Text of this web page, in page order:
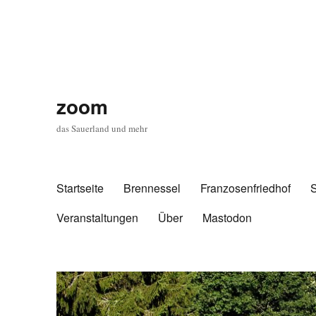
zoom
das Sauerland und mehr
Startseite Brennessel Franzosenfriedhof
Veranstaltungen
Über Mastodon